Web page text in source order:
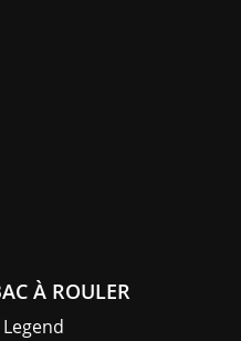
À ROULER